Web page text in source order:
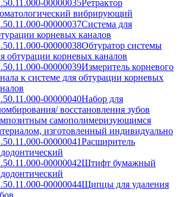
00000035Ретрактор
вибрирующий
00000037Система для
корневых каналов
00000038Обтуратор системы
обтурации корневых каналов
00000039Измеритель корневого
к системе для обтурации корневых
00000040Набор для
восстановления зубов
самополимеризующимся
изготовленный индивидуально
00000041Расширитель
00000042Штифт бумажный
00000044Щипцы для удаления